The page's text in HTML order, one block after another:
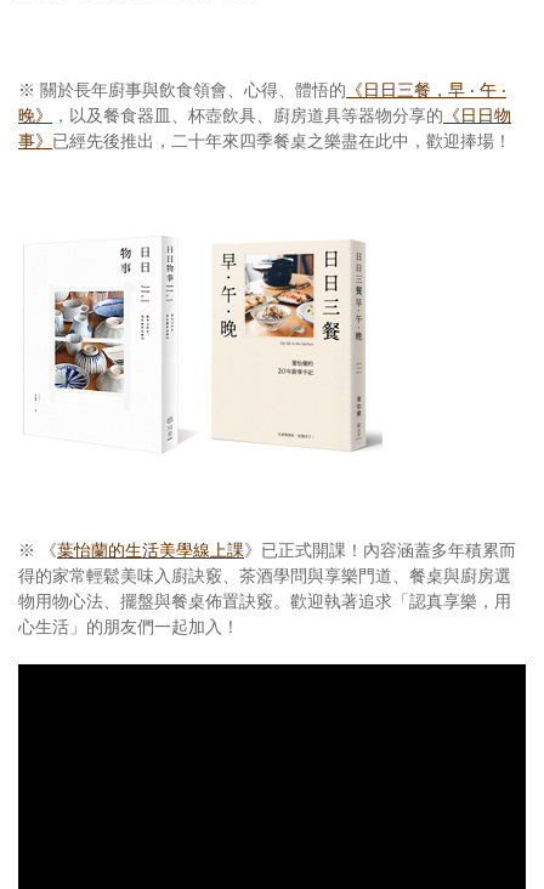
※ 關於長年廚事與飲食領會、心得、體悟的 《日日三餐，早 ‧ 午 ‧
晚》
，以及餐食器皿、杯壺飲具、廚房道具等器物分享的 《日日物
事》 已經先後推出，二十年來四季餐桌之樂盡在此中，歡迎捧場！
※ 《葉怡蘭的生活美學線上課》已正式開課！內容涵蓋多年積累而
得的家常輕鬆美味入廚訣竅、茶酒學問與享樂門道、餐桌與廚房選
物用物心法、擺盤與餐桌佈置訣竅。歡迎執著追求「認真享樂，用
心生活」的朋友們一起加入！